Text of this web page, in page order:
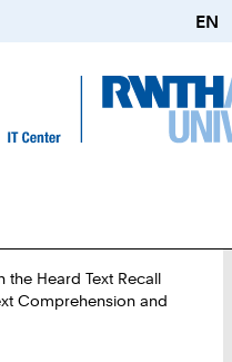
EN
the Heard Text Recall
Comprehension and